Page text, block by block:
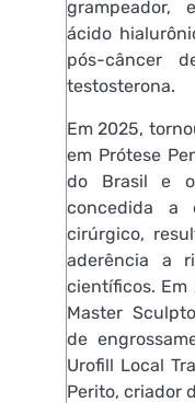
grampeador,
ácido
pós-câncer
testosterona.
Em 2025,
em Prótese
do Brasil e
concedida a
cirúrgico,
aderência a
científicos. Em
Master
de
Urofill Local
Perito, criador